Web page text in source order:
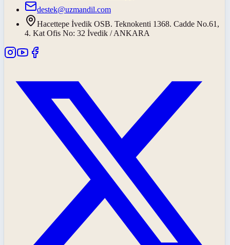
destek@uzmandil.com
Hacettepe İvedik OSB. Teknokenti 1368. Cadde No.61,
4. Kat Ofis No: 32 İvedik / ANKARA